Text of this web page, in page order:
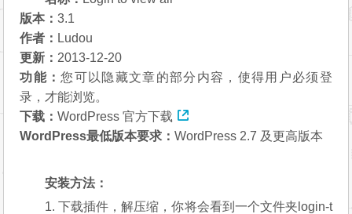
版本：3.1
作者： Ludou
更新： 2013-12-20
功能：您可以隐藏文章的部分内容，使得用户必须登
录，才能浏览。
下载：WordPress 官方下载
WordPress最低版本要求：WordPress 2.7 及更高版本
安装方法：
1. 下载插件，解压缩，你将会看到一个文件夹login-t